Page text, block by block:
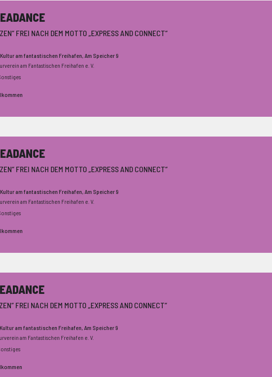
FREI NACH DEM MOTTO „EXPRESS AND CONNECT“
Kultur am fantastischen Freihafen, Am Speicher 9
am Fantastischen Freihafen e. V.
FREI NACH DEM MOTTO „EXPRESS AND CONNECT“
Kultur am fantastischen Freihafen, Am Speicher 9
am Fantastischen Freihafen e. V.
FREI NACH DEM MOTTO „EXPRESS AND CONNECT“
Kultur am fantastischen Freihafen, Am Speicher 9
am Fantastischen Freihafen e. V.